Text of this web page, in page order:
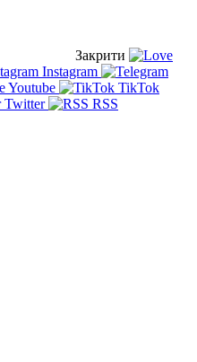
Закрити
Instagram
Youtube
TikTok
Twitter RSS